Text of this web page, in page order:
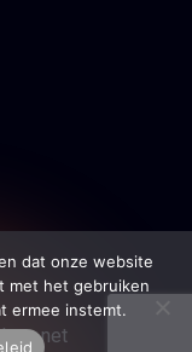
dat onze website
met het gebruiken
ermee instemt.